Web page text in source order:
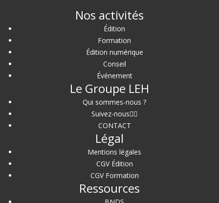
Nos activités
Édition
Formation
Édition numérique
Conseil
Événement
Le Groupe LEH
Qui sommes-nous ?
Suivez-nous
CONTACT
Légal
Mentions légales
CGV Édition
CGV Formation
Ressources